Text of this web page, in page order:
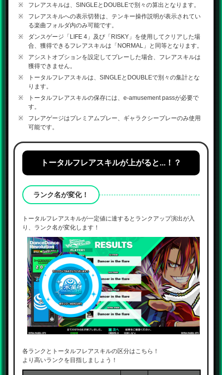
フレアスキルは、SINGLEとDOUBLEで別々の算出となります。
フレアスキルへの表示切替は、テンキー操作説明が表示されてい
る楽曲フォルダ内のみ可能です。
ダンスゲージ「LIFE 4」及び「RISKY」を使用してクリアした場
合、獲得できるフレアスキルは「NORMAL」と同等となります。
アシストオプションを設定してプレーした場合、フレアスキルは
獲得できません。
トータルフレアスキルは、SINGLEとDOUBLEで別々の集計とな
ります。
トータルフレアスキルの保存には、e-amusement passが必要で
す。
フレアゲージはプレミアムプレー、ギャラクシープレーのみ使用
可能です。
トータルフレアスキルが上がると...！？
ランク名が変化！
トータルフレアスキルが一定値に達するとランクアップ演出が入
り、ランク名が変化します！
各ランクとトータルフレアスキルの区分はこちら！
より高いランクを目指しましょう！